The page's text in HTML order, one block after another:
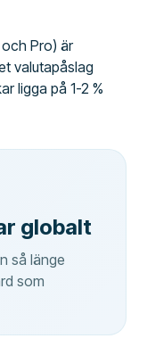
Pro) är
valutapåslag
ligga på 1-2 %
globalt
så länge
som